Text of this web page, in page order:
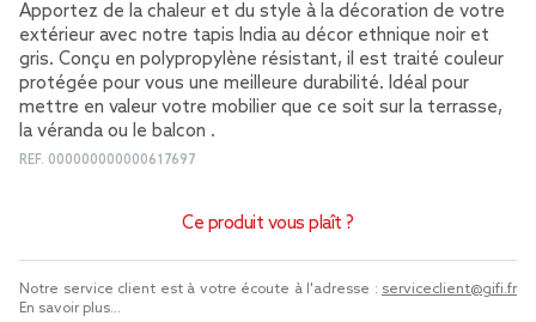
Apportez de la chaleur et du style à la décoration de votre
extérieur avec notre tapis India au décor ethnique noir et
gris. Conçu en polypropylène résistant, il est traité couleur
protégée pour vous une meilleure durabilité. Idéal pour
mettre en valeur votre mobilier que ce soit sur la terrasse,
la véranda ou le balcon .
REF. 000000000000617697
Ce produit vous plaît ?
Notre service client est à votre écoute à l'adresse : serviceclient@gifi.fr
En savoir plus...